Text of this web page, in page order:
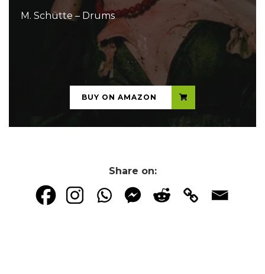
M. Schütte – Drums
...
BUY ON AMAZON
Share on: